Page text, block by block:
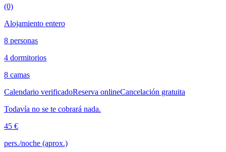
(0)
Alojamiento entero
8 personas
4 dormitorios
8 camas
Calendario verificadoReserva onlineCancelación gratuita
Todavía no se te cobrará nada.
45 €
pers./noche (aprox.)